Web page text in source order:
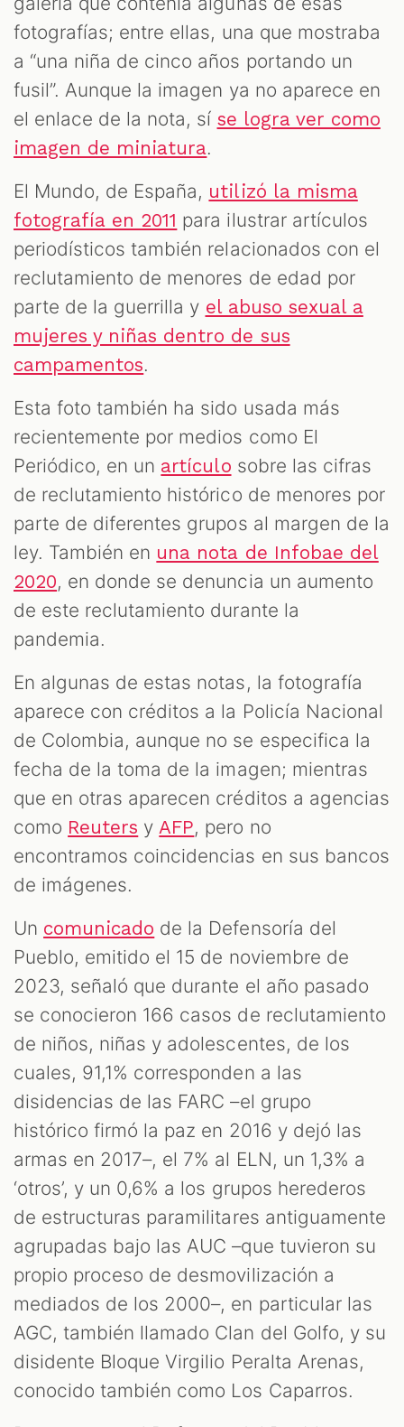
fotografías; entre ellas, una que mostraba
a “una niña de cinco años portando un
fusil”. Aunque la imagen ya no aparece en
el enlace de la nota, sí se logra ver como
imagen de miniatura.
El Mundo, de España, utilizó la misma
fotografía en 2011 para ilustrar artículos
periodísticos también relacionados con el
reclutamiento de menores de edad por
parte de la guerrilla y el abuso sexual a
mujeres y niñas dentro de sus
campamentos.
Esta foto también ha sido usada más
recientemente por medios como El
Periódico, en un artículo sobre las cifras
de reclutamiento histórico de menores por
parte de diferentes grupos al margen de la
ley. También en una nota de Infobae del
2020, en donde se denuncia un aumento
de este reclutamiento durante la
pandemia.
En algunas de estas notas, la fotografía
aparece con créditos a la Policía Nacional
de Colombia, aunque no se especifica la
fecha de la toma de la imagen; mientras
que en otras aparecen créditos a agencias
como Reuters yAFP, pero no
encontramos coincidencias en sus bancos
de imágenes.
Un comunicado de la Defensoría del
Pueblo, emitido el 15 de noviembre de
2023, señaló que durante el año pasado
se conocieron 166 casos de reclutamiento
de niños, niñas y adolescentes, de los
cuales, 91,1% corresponden a las
disidencias de las FARC –el grupo
histórico firmó la paz en 2016 y dejó las
armas en 2017–, el 7% al ELN, un 1,3% a
‘otros’, y un 0,6% a los grupos herederos
de estructuras paramilitares antiguamente
agrupadas bajo las AUC –que tuvieron su
propio proceso de desmovilización a
mediados de los 2000–, en particular las
AGC, también llamado Clan del Golfo, y su
disidente Bloque Virgilio Peralta Arenas,
conocido también como Los Caparros.